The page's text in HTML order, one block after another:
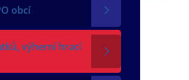
obcí
výherní hrací